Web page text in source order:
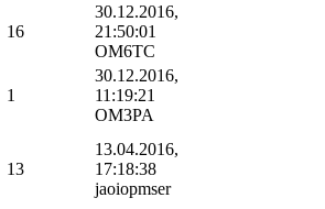
16
30.12.2016,
21:50:01
OM6TC
1
30.12.2016,
11:19:21
OM3PA
13
13.04.2016,
17:18:38
jaoiopmser